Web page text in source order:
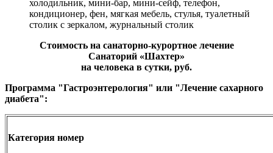
холодильник, мини-бар, мини-сейф, телефон,
кондиционер, фен, мягкая мебель, стулья, туалетный
столик с зеркалом, журнальный столик
Стоимость на санаторно-курортное лечение
Санаторий «Шахтер»
на человека в сутки, руб.
Программа "Гастроэнтерология" или "Лечение сахарного
диабета":
Категория номер